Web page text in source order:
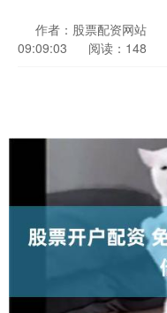
作者：股票配资网站
09:09:03
阅读：148